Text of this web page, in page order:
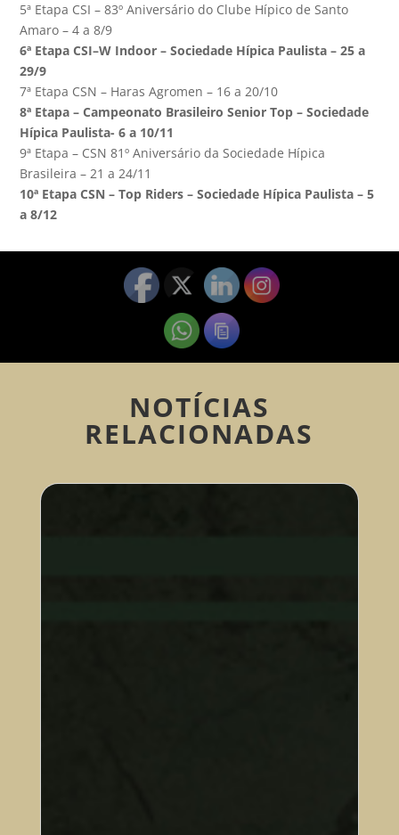
5ª Etapa CSI – 83º Aniversário do Clube Hípico de Santo
Amaro – 4 a 8/9
6ª Etapa CSI–W Indoor – Sociedade Hípica Paulista – 25 a
29/9
7ª Etapa CSN – Haras Agromen – 16 a 20/10
8ª Etapa – Campeonato Brasileiro Senior Top – Sociedade
Hípica Paulista- 6 a 10/11
9ª Etapa – CSN 81º Aniversário da Sociedade Hípica
Brasileira – 21 a 24/11
10ª Etapa CSN – Top Riders – Sociedade Hípica Paulista – 5
a 8/12
NOTÍCIAS
RELACIONADAS